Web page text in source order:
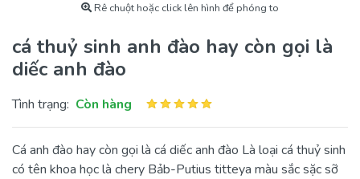
Rê chuột hoặc click lên hình để phóng to
cá thuỷ sinh anh đào hay còn gọi là
diếc anh đào
Tình trạng: Còn hàng
Cá anh đào hay còn gọi là cá diếc anh đào Là loại cá thuỷ sinh
có tên khoa học là chery Bảb-Putius titteya màu sắc sặc sỡ